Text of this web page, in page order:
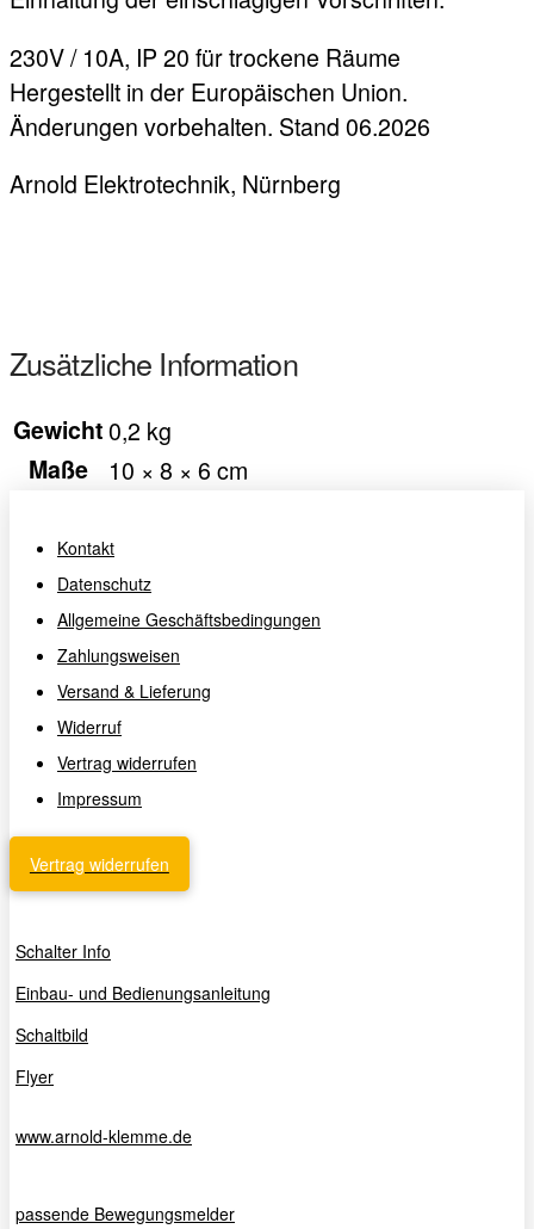
230V / 10A, IP 20 für trockene Räume
Hergestellt in der Europäischen Union.
Änderungen vorbehalten. Stand 06.2026
Arnold Elektrotechnik, Nürnberg
Zusätzliche Information
Gewicht0,2 kg
Maße 10 × 8 × 6 cm
Kontakt
Datenschutz
Allgemeine Geschäftsbedingungen
Zahlungsweisen
Versand & Lieferung
Widerruf
Vertrag widerrufen
Impressum
Vertrag widerrufen
Schalter Info
Einbau- und Bedienungsanleitung
Schaltbild
Flyer
www.arnold-klemme.de
passende Bewegungsmelder